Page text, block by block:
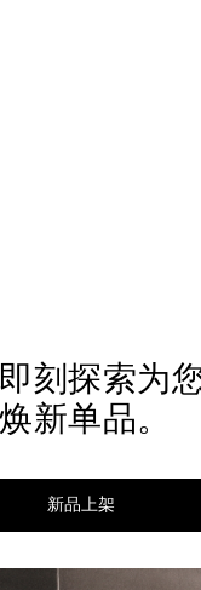
刻探索为
新单品。
新品上架